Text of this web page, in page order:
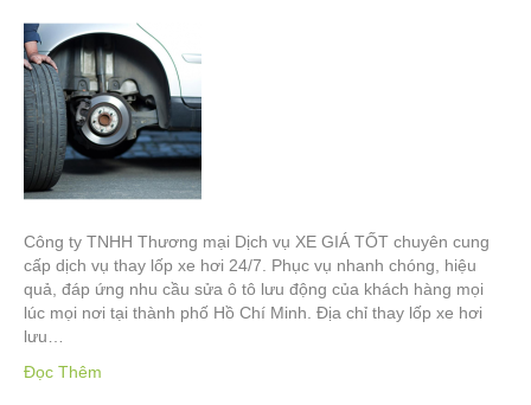
Công ty TNHH Thương mại Dịch vụ XE GIÁ TỐT chuyên cung
cấp dịch vụ thay lốp xe hơi 24/7. Phục vụ nhanh chóng, hiệu
quả, đáp ứng nhu cầu sửa ô tô lưu động của khách hàng mọi
lúc mọi nơi tại thành phố Hồ Chí Minh. Địa chỉ thay lốp xe hơi
lưu…
Đọc Thêm